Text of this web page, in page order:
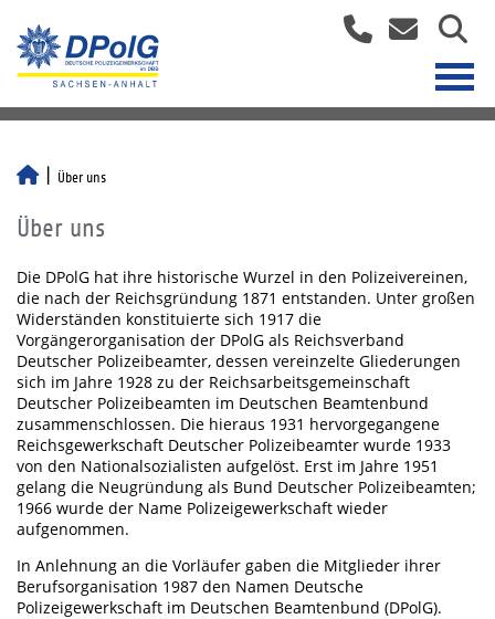
Über uns
Über uns
Die DPolG hat ihre historische Wurzel in den Polizeivereinen,
die nach der Reichsgründung 1871 entstanden. Unter großen
Widerständen konstituierte sich 1917 die
Vorgängerorganisation der DPolG als Reichsverband
Deutscher Polizeibeamter, dessen vereinzelte Gliederungen
sich im Jahre 1928 zu der Reichsarbeitsgemeinschaft
Deutscher Polizeibeamten im Deutschen Beamtenbund
zusammenschlossen. Die hieraus 1931 hervorgegangene
Reichsgewerkschaft Deutscher Polizeibeamter wurde 1933
von den Nationalsozialisten aufgelöst. Erst im Jahre 1951
gelang die Neugründung als Bund Deutscher Polizeibeamten;
1966 wurde der Name Polizeigewerkschaft wieder
aufgenommen.
In Anlehnung an die Vorläufer gaben die Mitglieder ihrer
Berufsorganisation 1987 den Namen Deutsche
Polizeigewerkschaft im Deutschen Beamtenbund (DPolG).